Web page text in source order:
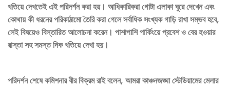
খতিয়ে দেখতেই এই পরিদর্শন করা হয়। আধিকারিকরা গোটা এলাকা ঘুরে দেখেন এবং
কোথায় কী ধরনের পরিকাঠামো তৈরি করা গেলে সর্বাধিক সংখ্যক গাড়ি রাখা সম্ভব হবে,
সেই বিষয়েও বিস্তারিত আলোচনা করেন। পাশাপাশি পার্কিংয়ে প্রবেশ ও বের হওয়ার
রাস্তা সহ সমস্ত দিক খতিয়ে দেখা হয়।
পরিদর্শন শেষে কমিশনার বীর বিক্রম রাই বলেন, আমরা কাঞ্চনজঙ্ঘা স্টেডিয়ামের মেলার